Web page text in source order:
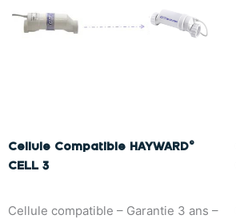
Cellule Compatible HAYWARD©
CELL 3
Cellule compatible – Garantie 3 ans –